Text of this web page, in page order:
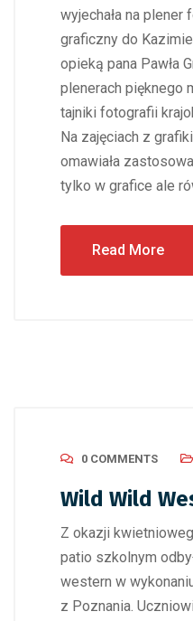
wyjechała na plener
graficzny do
opieką pana Pawła
plenerach pięknego
tajniki fotografii
Na zajęciach z
omawiała
tylko w grafice ale
Read More
0 COMMENTS
Wild Wild
Z okazji
patio szkolnym
western w
z Poznania.